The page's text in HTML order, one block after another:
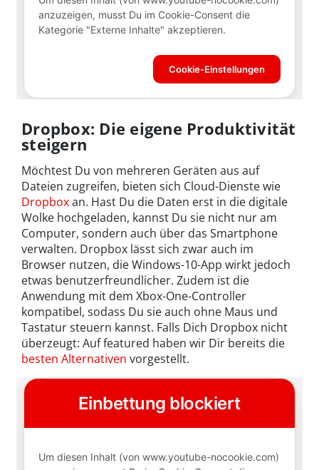
Dropbox: Die eigene Produktivität
steigern
Möchtest Du von mehreren Geräten aus auf
Dateien zugreifen, bieten sich Cloud-Dienste wie
Dropboxan. Hast Du die Daten erst in die digitale
Wolke hochgeladen, kannst Du sie nicht nur am
Computer, sondern auch über das Smartphone
verwalten. Dropbox lässt sich zwar auch im
Browser nutzen, die Windows-10-App wirkt jedoch
etwas benutzerfreundlicher. Zudem ist die
Anwendung mit dem Xbox-One-Controller
kompatibel, sodass Du sie auch ohne Maus und
Tastatur steuern kannst. Falls Dich Dropbox nicht
überzeugt: Auf featured haben wir Dir bereits die
besten Alternativen vorgestellt.